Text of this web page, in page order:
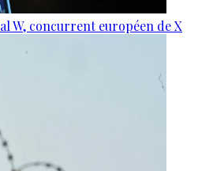
W, concurrent européen de X